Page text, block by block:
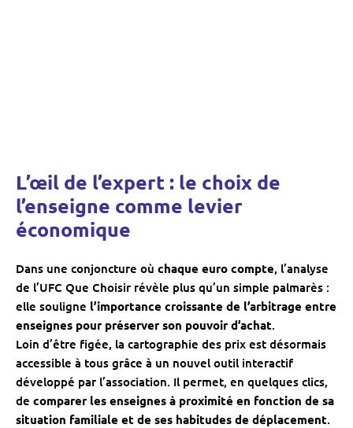
L’œil de l’expert : le choix de
l’enseigne comme levier
économique
Dans une conjoncture où chaque euro compte, l’analyse
de l’UFC Que Choisir révèle plus qu’un simple palmarès :
elle souligne l’importance croissante de l’arbitrage entre
enseignes pour préserver son pouvoir d’achat.
Loin d’être figée, la cartographie des prix est désormais
accessible à tous grâce à un nouvel outil interactif
développé par l’association. Il permet, en quelques clics,
de comparer les enseignes à proximité en fonction de sa
situation familiale et de ses habitudes de déplacement.